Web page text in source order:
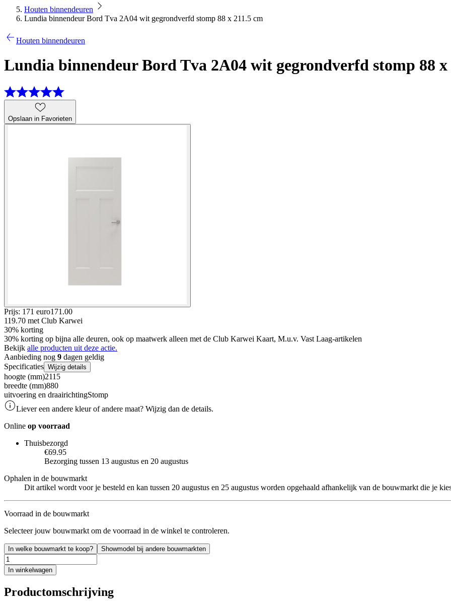
Houten binnendeuren
Lundia binnendeur Bord Tva 2A04 wit gegrondverfd stomp 88 x 211.5 cm
Houten binnendeuren
Lundia binnendeur Bord Tva 2A04 wit gegrondverfd stomp 88 x
Opslaan in Favorieten
Prijs: 171 euro171 .00
119.70 met Club Karwei
30% korting
30% korting op bijna alle deuren, ook op maatwerk alleen met de Club Karwei Kaart, M.u.v. Vast Laag-artikelen
Bekijk alle producten uit deze actie.
Aanbieding nog 9 dagen geldig
Specificaties Wijzig details
hoogte (mm)2115
breedte (mm)880
uitvoering en draairichtingStomp
Liever een andere kleur of andere maat? Wijzig dan de details.
Online op voorraad
Thuisbezorgd
€69.95
Bezorging tussen 13 augustus en 20 augustus
Ophalen in de bouwmarkt
Dit artikel wordt voor je besteld en kan tussen 20 augustus en 25 augustus worden opgehaald afhankelijk van de bouwmarkt die je
Voorraad in de bouwmarkt
Selecteer jouw bouwmarkt om de voorraad in de winkel te controleren.
In welke bouwmarkt te koop? Showmodel bij andere bouwmarkten
In winkelwagen
Productomschrijving